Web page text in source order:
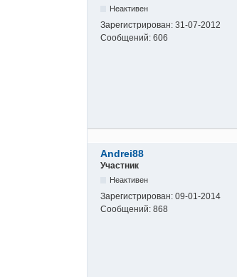
Неактивен
Зарегистрирован: 31-07-2012
Сообщений: 606
Andrei88
Участник
Неактивен
Зарегистрирован: 09-01-2014
Сообщений: 868